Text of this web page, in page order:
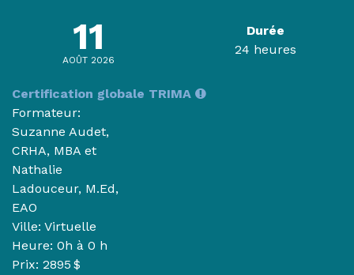
11
AOÛT 2026
Durée
24 heures
Certification globale TRIMA
Formateur:
Suzanne Audet,
CRHA, MBA et
Nathalie
Ladouceur, M.Ed,
EAO
Ville: Virtuelle
Heure: 0h à 0 h
Prix: 2895 $